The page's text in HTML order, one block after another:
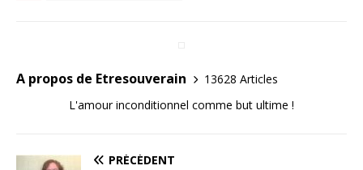
A propos de Etresouverain
13628 Articles
L'amour inconditionnel comme but ultime !
PRÉCÉDENT